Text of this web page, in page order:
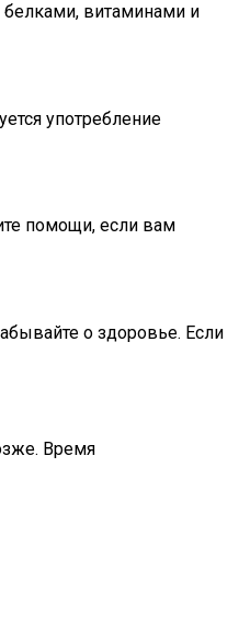
белками, витаминами и
употребление
помощи, если вам
о здоровье. Если
Время